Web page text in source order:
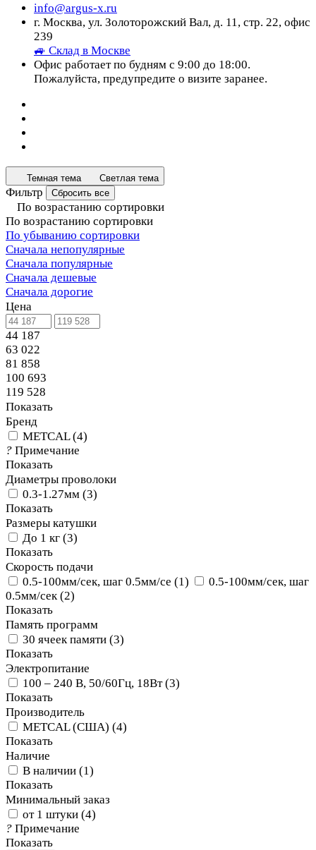
info@argus-x.ru
г. Москва, ул. Золоторожский Вал, д. 11, стр. 22, офис
239
🚙 Склад в Москве
Офис работает по будням с 9:00 до 18:00.
Пожалуйста, предупредите о визите заранее.
Темная тема Светлая тема
Фильтр Сбросить все
По возрастанию сортировки
По возрастанию сортировки
По убыванию сортировки
Сначала непопулярные
Сначала популярные
Сначала дешевые
Сначала дорогие
Цена
44 187
63 022
81 858
100 693
119 528
Показать
Бренд
METCAL(4)
? Примечание
Показать
Диаметры проволоки
0.3-1.27мм (3)
Показать
Размеры катушки
До 1 кг (3)
Показать
Скорость подачи
0.5-100мм/сек, шаг 0.5мм/се (1)
0.5-100мм/сек, шаг
0.5мм/сек (2)
Показать
Память программ
30 ячеек памяти (3)
Показать
Электропитание
100 – 240 В, 50/60Гц, 18Вт(3)
Показать
Производитель
METCAL (США) (4)
Показать
Наличие
В наличии (1)
Показать
Минимальный заказ
от 1 штуки (4)
? Примечание
Показать